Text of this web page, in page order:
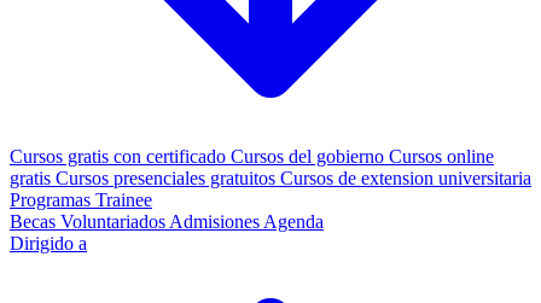
Cursos gratis con certificado Cursos del gobierno Cursos online
gratis Cursos presenciales gratuitos Cursos de extension universitaria
Programas Trainee
Becas Voluntariados Admisiones Agenda
Dirigido a